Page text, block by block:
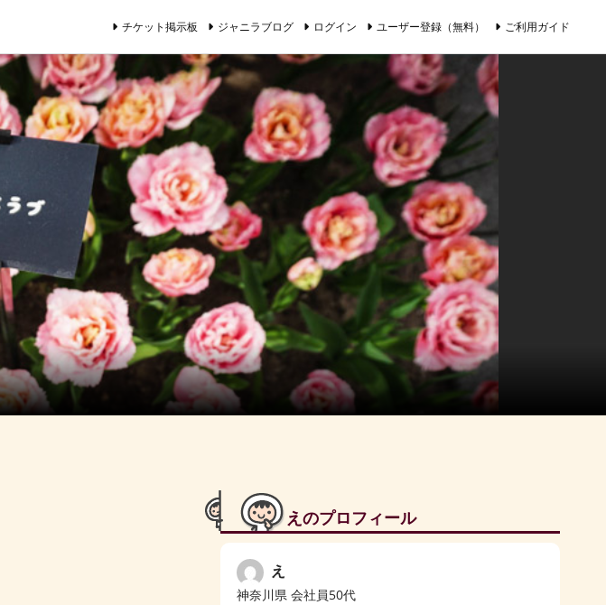
チケット掲示板 ジャニラブログ ログイン ユーザー登録（無料） ご利用ガイド
えのプロフィール
え
神奈川県 会社員50代